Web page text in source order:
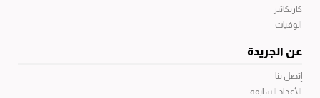
كاريكاتير
الوفيات
عن الجريدة
إتصل بنا
الأعداد السابقة